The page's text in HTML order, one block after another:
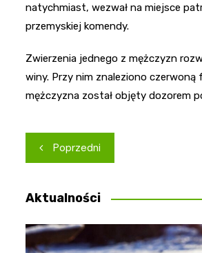
natychmiast, wezwał na miejsce
przemyskiej komendy.
Zwierzenia jednego z mężczyzn
winy. Przy nim znaleziono
mężczyzna został objęty dozorem
Nawigacja
wpisu
Poprzedni
Aktualności